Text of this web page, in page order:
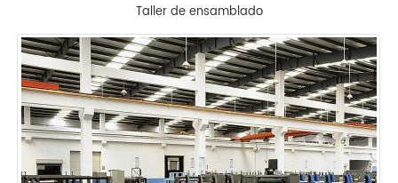
Taller de ensamblado